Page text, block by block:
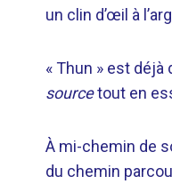
un clin d’œil à
« Thun » est
sourcetout en
À mi-chemin de
du chemin